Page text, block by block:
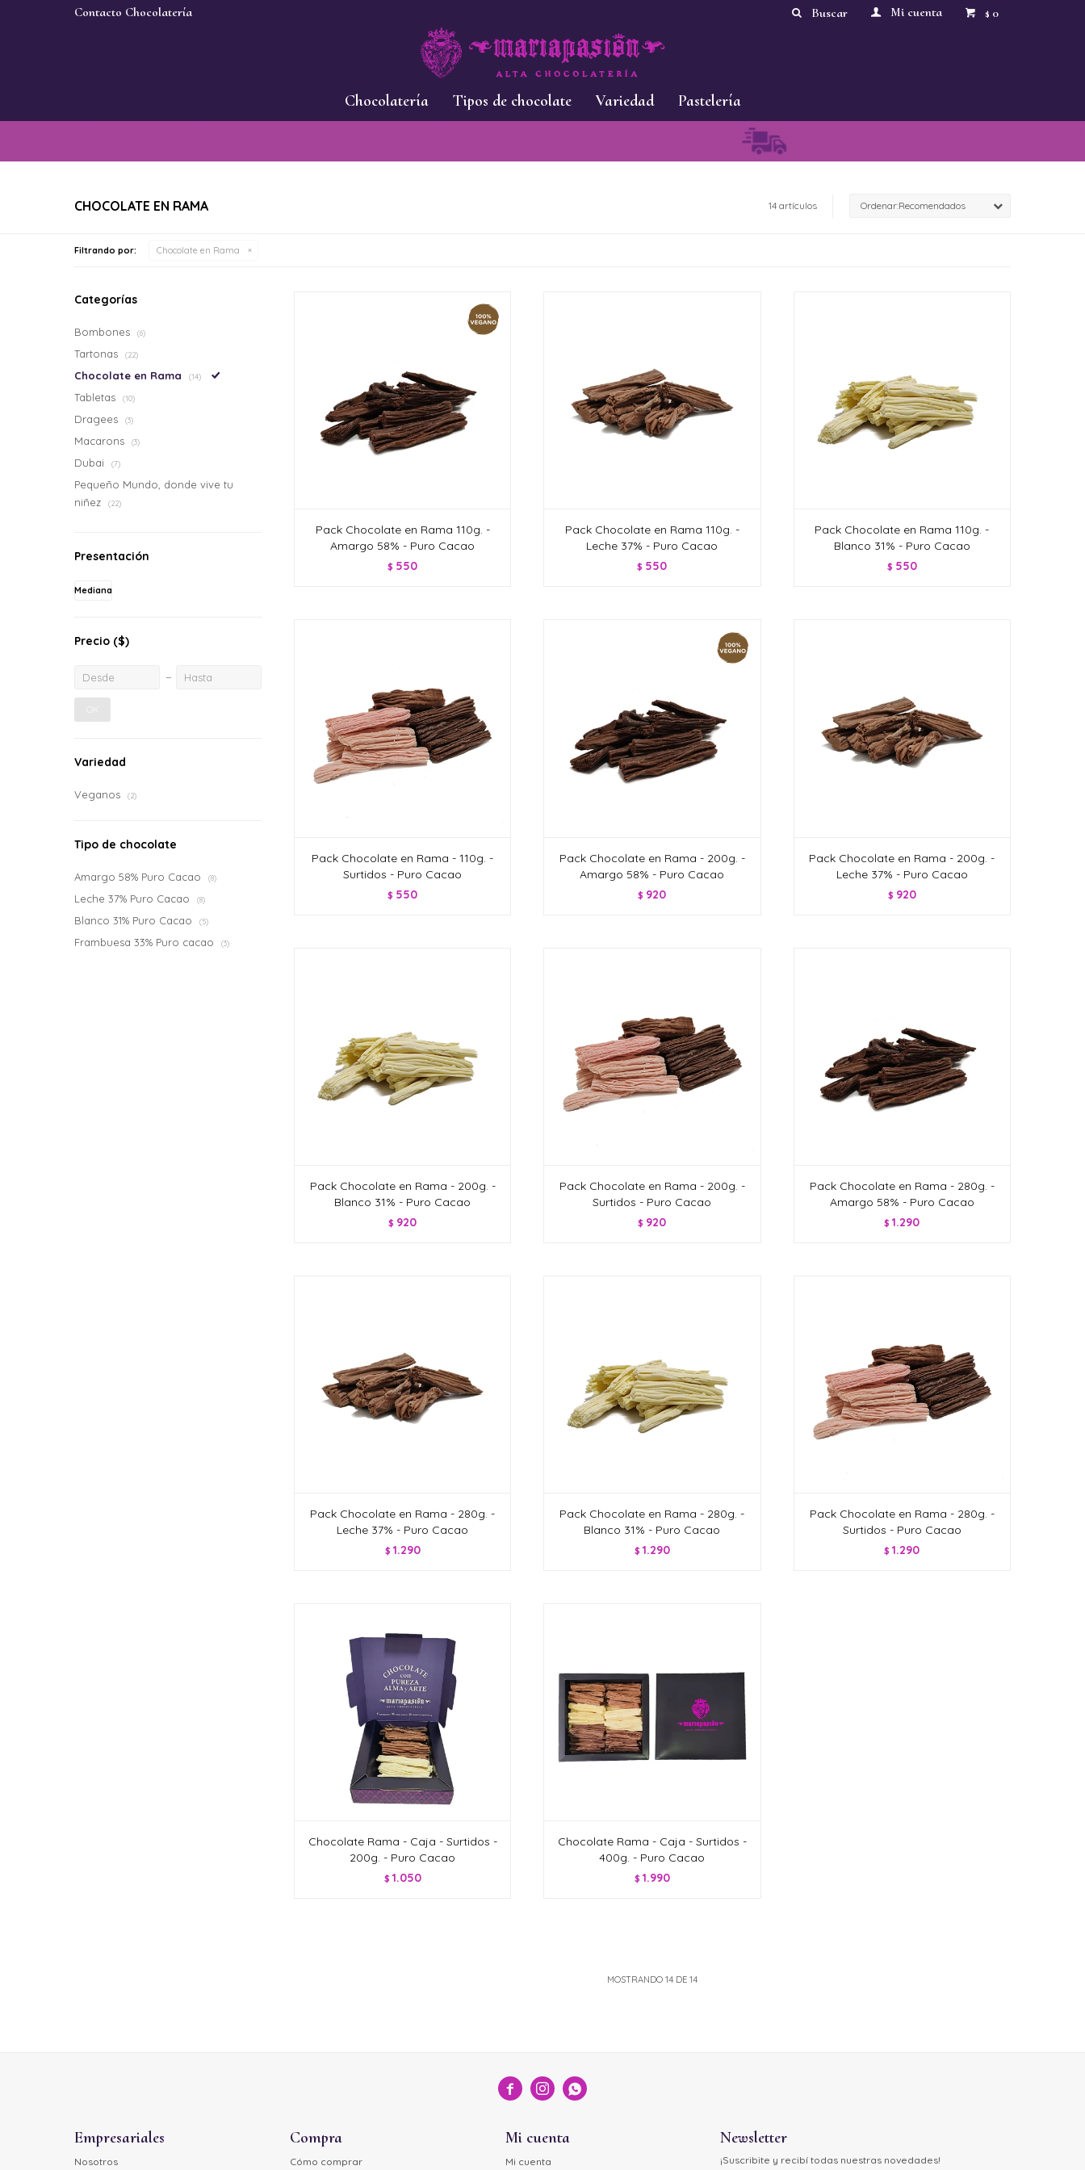
Chocolatería Tipos de chocolate Variedad Pastelería
$ 0
Contacto Chocolatería
CHOCOLATE EN RAMA 14 artículos Recomendados
Filtrando por: Chocolate en Rama
Pack Chocolate en Rama 110g. -
Amargo 58% - Puro Cacao
$ 550
Pack Chocolate en Rama 110g. -
Leche 37% - Puro Cacao
$ 550
Pack Chocolate en Rama 110g. -
Blanco 31% - Puro Cacao
$ 550
Pack Chocolate en Rama - 110g. -
Surtidos - Puro Cacao
$ 550
Pack Chocolate en Rama - 200g. -
Amargo 58% - Puro Cacao
$ 920
Pack Chocolate en Rama - 200g. -
Leche 37% - Puro Cacao
$ 920
Pack Chocolate en Rama - 200g. -
Blanco 31% - Puro Cacao
$ 920
Pack Chocolate en Rama - 200g. -
Surtidos - Puro Cacao
$ 920
Pack Chocolate en Rama - 280g. -
Amargo 58% - Puro Cacao
$ 1.290
Pack Chocolate en Rama - 280g. -
Leche 37% - Puro Cacao
$ 1.290
Pack Chocolate en Rama - 280g. -
Blanco 31% - Puro Cacao
$ 1.290
Pack Chocolate en Rama - 280g. -
Surtidos - Puro Cacao
$ 1.290
Chocolate Rama - Caja - Surtidos -
200g. - Puro Cacao
$ 1.050
Chocolate Rama - Caja - Surtidos -
400g. - Puro Cacao
$ 1.990
MOSTRANDO 14 DE 14
Categorías
Bombones (6)
Tartonas (22)
Chocolate en Rama (14)
Tabletas (10)
Dragees (3)
Macarons (3)
Dubai (7)
Pequeño Mundo, donde vive tu
niñez
(22)
Presentación
Mediana
Precio ($)
Variedad
Veganos (2)
Tipo de chocolate
Amargo 58% Puro Cacao (8)
Leche 37% Puro Cacao (8)
Blanco 31% Puro Cacao (5)
Frambuesa 33% Puro cacao (3)
  
Empresariales
Nosotros
Compra
Cómo comprar
Mi cuenta
Mi cuenta
Newsletter
¡Suscribite y recibí todas nuestras novedades!